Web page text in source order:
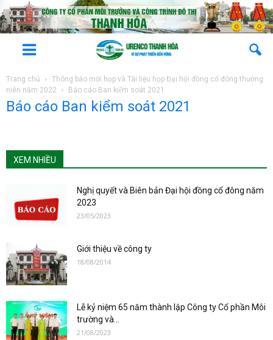
Trang chủ
Thông báo mời họp và Tài liệu họp Đại hội đồng cổ đông thường
niên năm 2022
Báo cáo Ban kiểm soát 2021
Báo cáo Ban kiểm soát 2021
XEM NHIỀU
Nghị quyết và Biên bản Đại hội đồng cổ đông năm
2023
23/05/2023
Giới thiệu về công ty
18/08/2014
Lễ kỷ niệm 65 năm thành lập Công ty Cổ phần Môi
trường và...
21/08/2023